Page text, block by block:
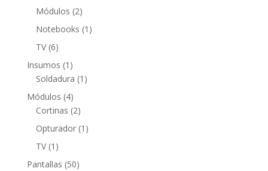
producto
Módulos 22
productos
Notebooks 1 1
TV 66
productos
Insumos 1 1
producto
Soldadura 1 1
Módulos 44
productos
Cortinas 22
productos
Opturador 1 1
TV 1 1
producto
Pantallas 5050